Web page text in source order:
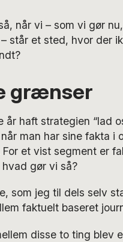
når vi – som vi gør
står et sted, hvor der
grænser
år haft strategien “lad
man har sine fakta i
et vist segment er
gør vi så?
som jeg til dels selv
faktuelt baseret
disse to ting blev